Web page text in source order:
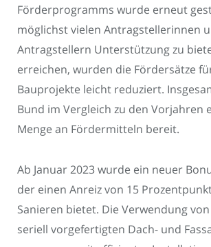
Förderprogramms wurde erneut
möglichst vielen Antragstellerinnen
Antragstellern Unterstützung zu
erreichen, wurden die Fördersätze
Bauprojekte leicht reduziert.
Bund im Vergleich zu den Vorjahren
Menge an Fördermitteln bereit.
Ab Januar 2023 wurde ein neuer
der einen Anreiz von 15
Sanieren bietet. Die Verwendung
seriell vorgefertigten Dach- und